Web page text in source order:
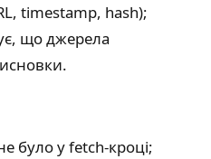
timestamp, hash);
що джерела
було у fetch-кроці;